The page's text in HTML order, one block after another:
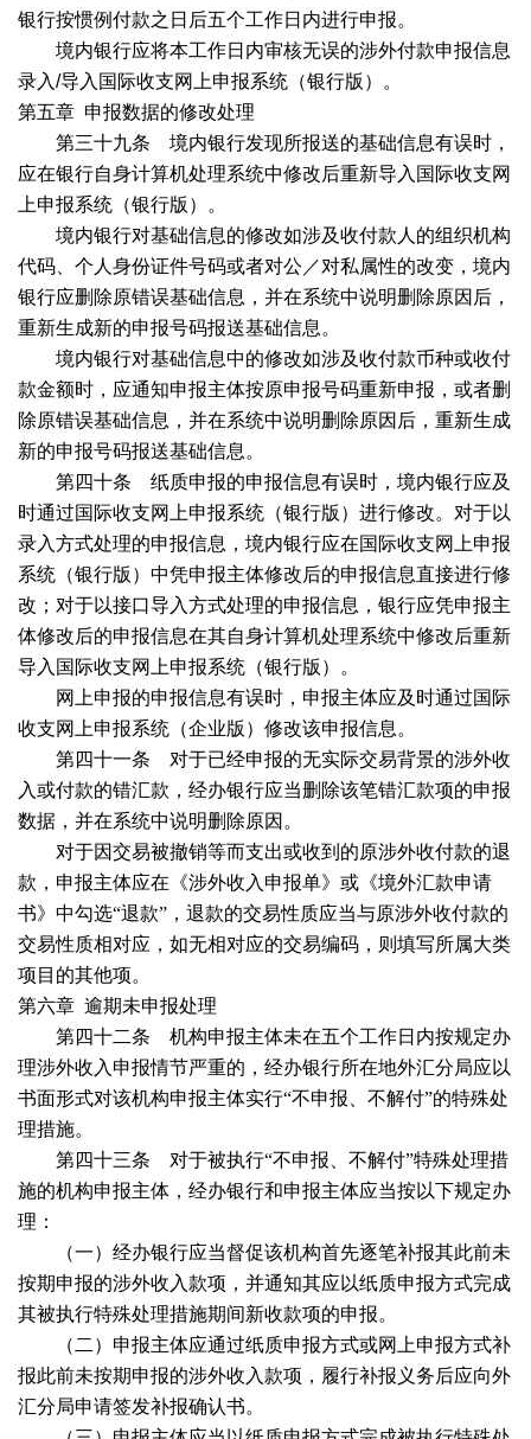
银行按惯例付款之日后五个工作日内进行申报。
境内银行应将本工作日内审核无误的涉外付款申报信息
录入/导入国际收支网上申报系统（银行版）。
第五章 申报数据的修改处理
第三十九条 境内银行发现所报送的基础信息有误时，
应在银行自身计算机处理系统中修改后重新导入国际收支网
上申报系统（银行版）。
境内银行对基础信息的修改如涉及收付款人的组织机构
代码、个人身份证件号码或者对公／对私属性的改变，境内
银行应删除原错误基础信息，并在系统中说明删除原因后，
重新生成新的申报号码报送基础信息。
境内银行对基础信息中的修改如涉及收付款币种或收付
款金额时，应通知申报主体按原申报号码重新申报，或者删
除原错误基础信息，并在系统中说明删除原因后，重新生成
新的申报号码报送基础信息。
第四十条 纸质申报的申报信息有误时，境内银行应及
时通过国际收支网上申报系统（银行版）进行修改。对于以
录入方式处理的申报信息，境内银行应在国际收支网上申报
系统（银行版）中凭申报主体修改后的申报信息直接进行修
改；对于以接口导入方式处理的申报信息，银行应凭申报主
体修改后的申报信息在其自身计算机处理系统中修改后重新
导入国际收支网上申报系统（银行版）。
网上申报的申报信息有误时，申报主体应及时通过国际
收支网上申报系统（企业版）修改该申报信息。
第四十一条 对于已经申报的无实际交易背景的涉外收
入或付款的错汇款，经办银行应当删除该笔错汇款项的申报
数据，并在系统中说明删除原因。
对于因交易被撤销等而支出或收到的原涉外收付款的退
款，申报主体应在《涉外收入申报单》或《境外汇款申请
书》中勾选“退款”，退款的交易性质应当与原涉外收付款的
交易性质相对应，如无相对应的交易编码，则填写所属大类
项目的其他项。
第六章 逾期未申报处理
第四十二条 机构申报主体未在五个工作日内按规定办
理涉外收入申报情节严重的，经办银行所在地外汇分局应以
书面形式对该机构申报主体实行“不申报、不解付”的特殊处
理措施。
第四十三条 对于被执行“不申报、不解付”特殊处理措
施的机构申报主体，经办银行和申报主体应当按以下规定办
理：
（一）经办银行应当督促该机构首先逐笔补报其此前未
按期申报的涉外收入款项，并通知其应以纸质申报方式完成
其被执行特殊处理措施期间新收款项的申报。
（二）申报主体应通过纸质申报方式或网上申报方式补
报此前未按期申报的涉外收入款项，履行补报义务后应向外
汇分局申请签发补报确认书。